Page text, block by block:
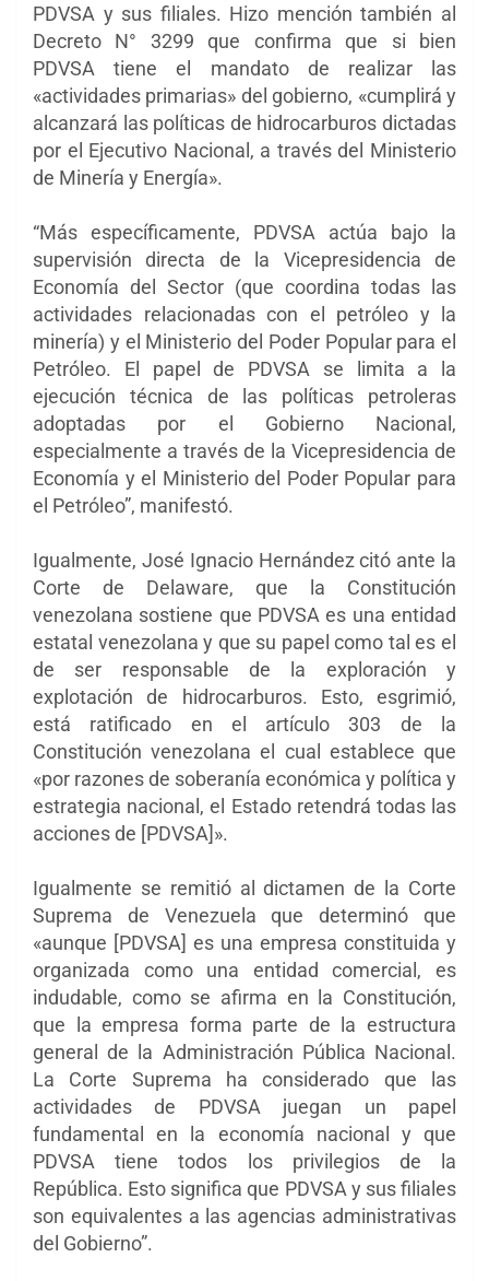
PDVSA y sus filiales. Hizo mención también al
Decreto N° 3299 que confirma que si bien
PDVSA tiene el mandato de realizar las
«actividades primarias» del gobierno, «cumplirá y
alcanzará las políticas de hidrocarburos dictadas
por el Ejecutivo Nacional, a través del Ministerio
de Minería y Energía».
“Más específicamente, PDVSA actúa bajo la
supervisión directa de la Vicepresidencia de
Economía del Sector (que coordina todas las
actividades relacionadas con el petróleo y la
minería) y el Ministerio del Poder Popular para el
Petróleo. El papel de PDVSA se limita a la
ejecución técnica de las políticas petroleras
adoptadas por el Gobierno Nacional,
especialmente a través de la Vicepresidencia de
Economía y el Ministerio del Poder Popular para
el Petróleo”, manifestó.
Igualmente, José Ignacio Hernández citó ante la
Corte de Delaware, que la Constitución
venezolana sostiene que PDVSA es una entidad
estatal venezolana y que su papel como tal es el
de ser responsable de la exploración y
explotación de hidrocarburos. Esto, esgrimió,
está ratificado en el artículo 303 de la
Constitución venezolana el cual establece que
«por razones de soberanía económica y política y
estrategia nacional, el Estado retendrá todas las
acciones de [PDVSA]».
Igualmente se remitió al dictamen de la Corte
Suprema de Venezuela que determinó que
«aunque [PDVSA] es una empresa constituida y
organizada como una entidad comercial, es
indudable, como se afirma en la Constitución,
que la empresa forma parte de la estructura
general de la Administración Pública Nacional.
La Corte Suprema ha considerado que las
actividades de PDVSA juegan un papel
fundamental en la economía nacional y que
PDVSA tiene todos los privilegios de la
República. Esto significa que PDVSA y sus filiales
son equivalentes a las agencias administrativas
del Gobierno”.